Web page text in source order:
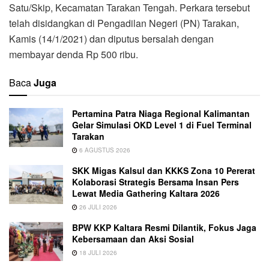
Satu/Skip, Kecamatan Tarakan Tengah. Perkara tersebut
telah disidangkan di Pengadilan Negeri (PN) Tarakan,
Kamis (14/1/2021) dan diputus bersalah dengan
membayar denda Rp 500 ribu.
BacaJuga
Pertamina Patra Niaga Regional Kalimantan
Gelar Simulasi OKD Level 1 di Fuel Terminal
Tarakan
6 AGUSTUS 2026
SKK Migas Kalsul dan KKKS Zona 10 Pererat
Kolaborasi Strategis Bersama Insan Pers
Lewat Media Gathering Kaltara 2026
26 JULI 2026
BPW KKP Kaltara Resmi Dilantik, Fokus Jaga
Kebersamaan dan Aksi Sosial
18 JULI 2026